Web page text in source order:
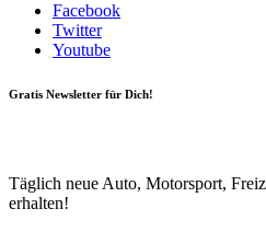
Facebook
Twitter
Youtube
Gratis Newsletter für Dich!
Täglich neue Auto, Motorsport,
erhalten!